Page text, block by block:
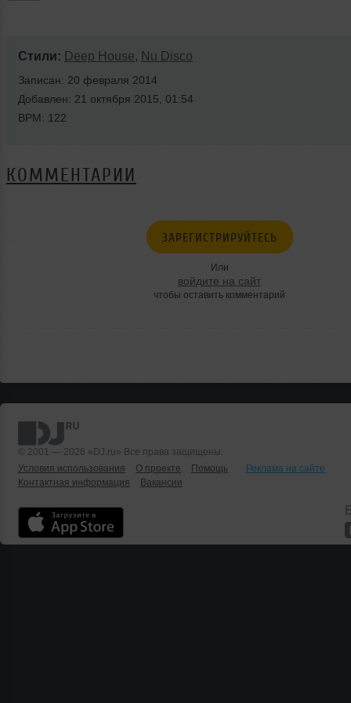
Стили: Deep House, Nu Disco
Записан: 20 февраля 2014
Добавлен: 21 октября 2015, 01:54
BPM: 122
КОММЕНТАРИИ
ЗАРЕГИСТРИРУЙТЕСЬ
Или
войдите на сайт
чтобы оставить комментарий
© 2001 — 2026 «DJ.ru» Все права защищены.
Условия использования
О проекте Помощь
Реклама на сайте
Контактная информация
Вакансии